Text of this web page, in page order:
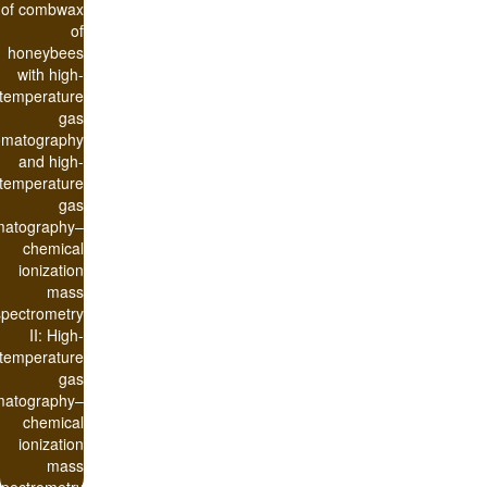
of combwax
of
honeybees
with high-
temperature
gas
and high-
temperature
gas
chemical
ionization
mass
II: High-
temperature
gas
chemical
ionization
mass